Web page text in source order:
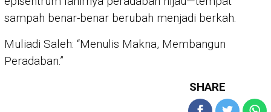
sampah benar-benar berubah menjadi berkah.
Muliadi Saleh: “Menulis Makna, Membangun
Peradaban.”
SHARE